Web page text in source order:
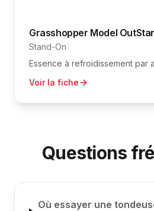
Grasshopper Model
Stand-On
Essence à refroidissement par
Voir la fiche
Questions
Où essayer une